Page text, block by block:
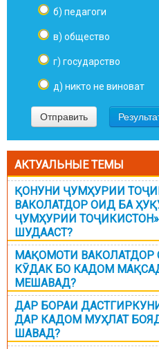
б) педагоги
в) общество
г) государство
д) никто не виноват
АКТУАЛЬНЫЕ ТЕМЫ
ҚОНУНИ ҶУМҲУРИИ
ВАКОЛАТДОР ОИД БА
ҶУМҲУРИИ
ШУДААСТ?
МАҚОМОТИ ВАКОЛАТДОР
КӮДАК БО КАДОМ
МЕШАВАД?
ДАР БОРАИ
ДАР КАДОМ МУҲЛАТ
ШАВАД?